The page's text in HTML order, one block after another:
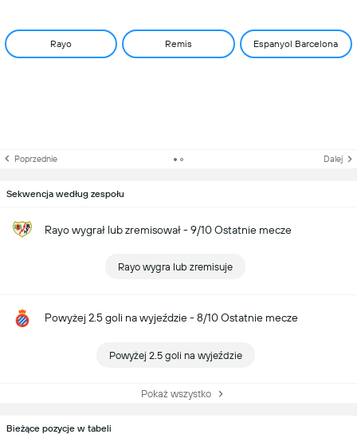
Rayo Remis Espanyol Barcelona
Poprzednie Dalej
Sekwencja według zespołu
Rayo wygrał lub zremisował - 9/10 Ostatnie mecze
Rayo wygra lub zremisuje
Powyżej 2.5 goli na wyjeździe - 8/10 Ostatnie mecze
Powyżej 2.5 goli na wyjeździe
Pokaż wszystko
Bieżące pozycje w tabeli